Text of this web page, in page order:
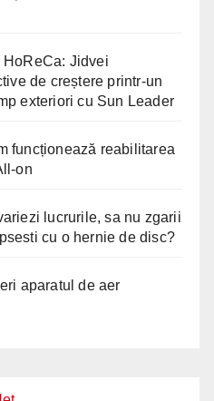
Jidvei
de creștere printr-un
exteriori cu Sun Leader
funcționează reabilitarea
on
lucrurile, sa nu zgarii
cu o hernie de disc?
aparatul de aer